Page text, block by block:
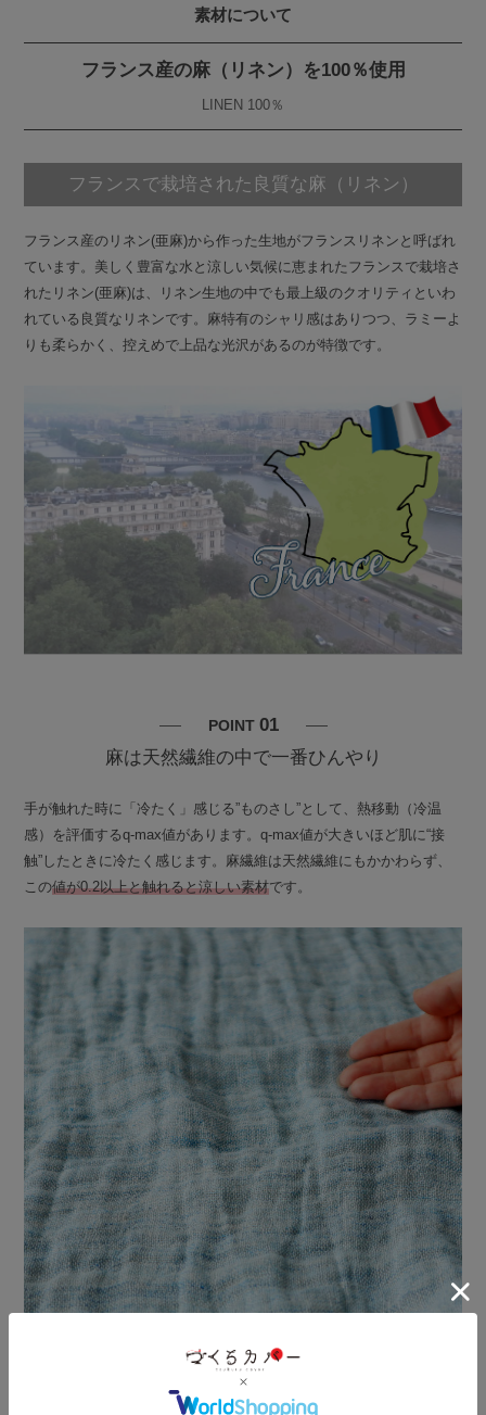
素材について
フランス産の麻（リネン）を100％使用
LINEN 100％
フランスで栽培された良質な麻（リネン）
フランス産のリネン(亜麻)から作った生地がフランスリネンと呼ばれ
ています。美しく豊富な水と涼しい気候に恵まれたフランスで栽培さ
れたリネン(亜麻)は、リネン生地の中でも最上級のクオリティといわ
れている良質なリネンです。麻特有のシャリ感はありつつ、ラミーよ
りも柔らかく、控えめで上品な光沢があるのが特徴です。
POINT 01
麻は天然繊維の中で一番ひんやり
手が触れた時に「冷たく」感じる”ものさし”として、熱移動（冷温
感）を評価するq-max値があります。q-max値が大きいほど肌に“接
触”したときに冷たく感じます。麻繊維は天然繊維にもかかわらず、
この値が0.2以上と触れると涼しい素材です。